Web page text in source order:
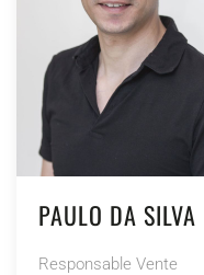
PAULO DA SILVA
Responsable Vente